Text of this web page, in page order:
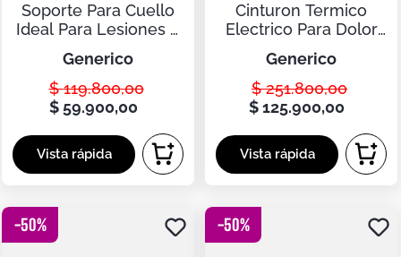
Soporte Para Cuello
Ideal Para Lesiones Y
Tension Muscular
generico
$ 119.800,00
$ 59.900,00
Cinturon Termico
Electrico Para Dolor
Lumbar Y Espalda
generico
$ 251.800,00
$ 125.900,00
-50% -50%